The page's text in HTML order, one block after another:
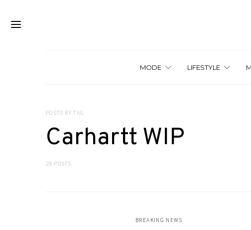
MODE LIFESTYLE
POSTS BY TAG
Carhartt WIP
29 POSTS
BREAKING NEWS